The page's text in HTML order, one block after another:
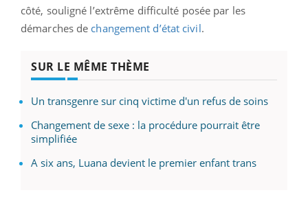
côté, souligné l’extrême difficulté posée par les
démarches de changement d’état civil.
SUR LE MÊME THÈME
Un transgenre sur cinq victime d'un refus de soins
Changement de sexe : la procédure pourrait être
simplifiée
A six ans, Luana devient le premier enfant trans